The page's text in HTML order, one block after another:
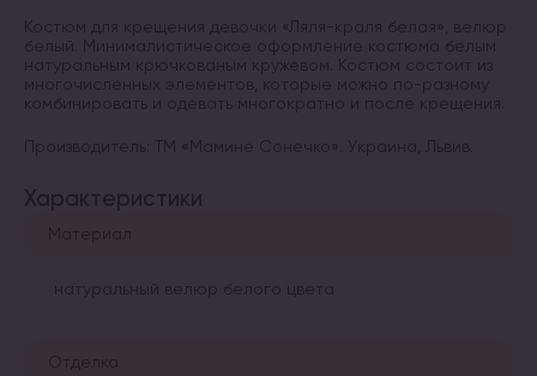
Костюм для крещения девочки «Ляля-краля белая», велюр
белый. Минималистическое оформление костюма белым
натуральным крючкованым кружевом. Костюм состоит из
многочисленных элементов, которые можно по-разному
комбинировать и одевать многократно и после крещения.
Производитель: ТМ «Мамине Сонечко». Украина, Львив.
Характеристики
Материал
натуральный велюр белого цвета
Отделка